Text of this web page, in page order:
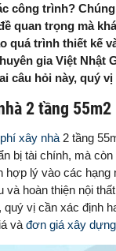
công trình?
quan trọng mà
quá trình thiết kế
gia Việt Nhật
câu hỏi này, quý
2 tầng
xây nhà 2 tầng
bị tài chính, mà
hợp lý vào các hạng
và hoàn thiện nội
vị cần xác định
và đơn giá xây dựng